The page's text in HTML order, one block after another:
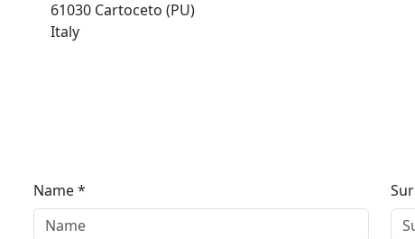
61030 Cartoceto (PU)
Italy
Name *